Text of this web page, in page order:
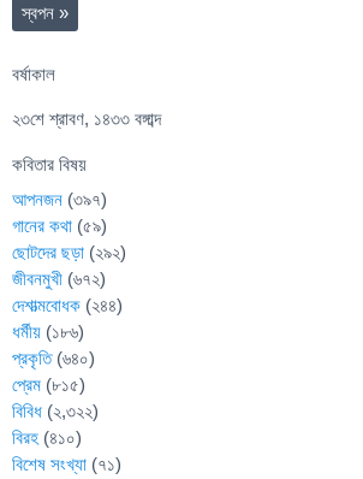
স্বপন »
বর্ষাকাল
২৩শে শ্রাবণ, ১৪৩৩ বঙ্গাব্দ
কবিতার বিষয়
আপনজন (৩৯৭)
গানের কথা (৫৯)
ছোটদের ছড়া (২৯২)
জীবনমুখী (৬৭২)
দেশাত্মবোধক (২৪৪)
ধর্মীয় (১৮৬)
প্রকৃতি(৬৪০)
প্রেম (৮১৫)
বিবিধ (২,৩২২)
বিরহ (৪১০)
বিশেষ সংখ্যা (৭১)